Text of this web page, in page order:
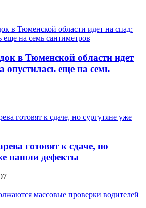
в Тюменской области идет
опустилась еще на семь
готовят к сдаче, но
нашли дефекты